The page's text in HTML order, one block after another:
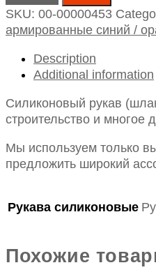
id-
45,
внутри
quantity
SKU: 00-00000453
армированные синий /
Description
Additional information
Силиконовый рукав
строительство и многое
Мы используем только
предложить широкий
Рукава силиконовые
Похожие